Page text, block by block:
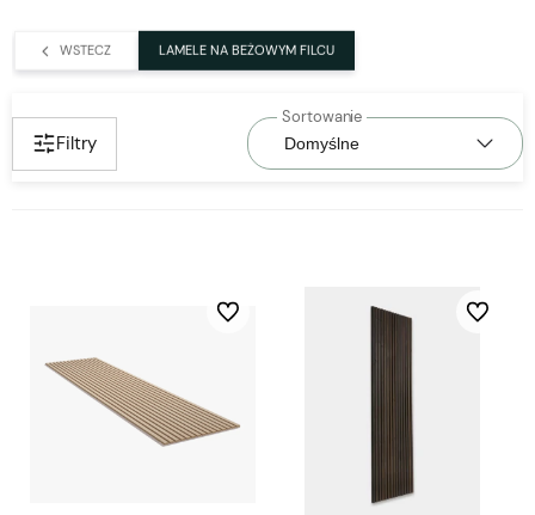
zaloguj się, aby przywrócić dodane produkty do listy
z poprzedniej sesji.
WSTECZ LAMELE NA BEŻOWYM FILCU
Filtry
Do ulubionych Do